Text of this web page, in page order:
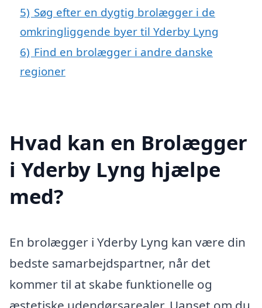
5) Søg efter en dygtig brolægger i de
omkringliggende byer til Yderby Lyng
6) Find en brolægger i andre danske
regioner
Hvad kan en Brolægger
i Yderby Lyng hjælpe
med?
En brolægger i Yderby Lyng kan være din
bedste samarbejdspartner, når det
kommer til at skabe funktionelle og